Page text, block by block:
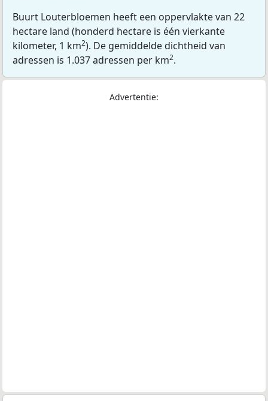
Buurt Louterbloemen heeft een oppervlakte van 22
hectare land (honderd hectare is één vierkante
kilometer, 1 km2). De gemiddelde dichtheid van
adressen is 1.037 adressen per km2.
Advertentie: